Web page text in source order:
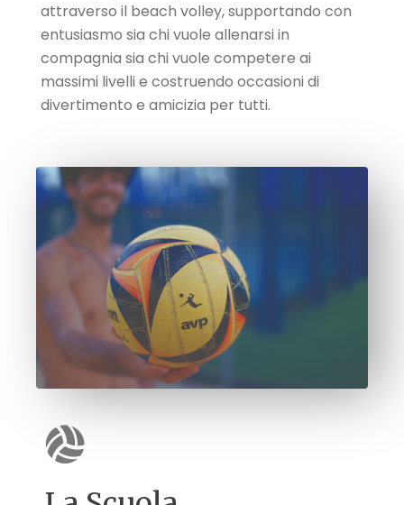
attraverso il beach volley, supportando con
entusiasmo sia chi vuole allenarsi in
compagnia sia chi vuole competere ai
massimi livelli e costruendo occasioni di
divertimento e amicizia per tutti.